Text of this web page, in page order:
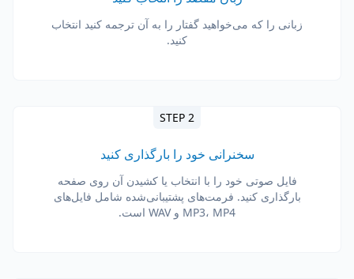
زبانی را که می‌خواهید گفتار را به آن ترجمه کنید انتخاب
کنید.
STEP 2
سخنرانی خود را بارگذاری کنید
فایل صوتی خود را با انتخاب یا کشیدن آن روی صفحه
بارگذاری کنید. فرمت‌های پشتیبانی‌شده شامل فایل‌های
MP3، MP4 و WAV است.